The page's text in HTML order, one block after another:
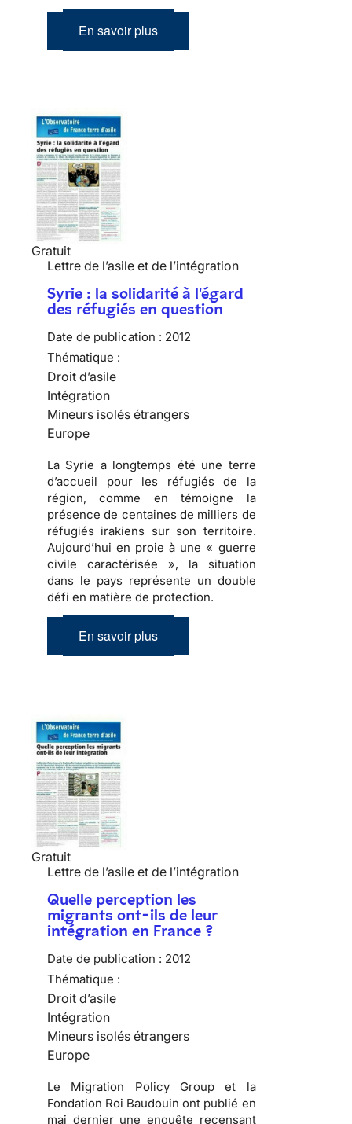
En savoir plus
Gratuit
Lettre de l’asile et de l’intégration
Syrie : la solidarité à l'égard
des réfugiés en question
Date de publication : 2012
Thématique :
Droit d’asile
Intégration
Mineurs isolés étrangers
Europe
La Syrie a longtemps été une terre
d’accueil pour les réfugiés de la
région, comme en témoigne la
présence de centaines de milliers de
réfugiés irakiens sur son territoire.
Aujourd’hui en proie à une « guerre
civile caractérisée », la situation
dans le pays représente un double
défi en matière de protection.
En savoir plus
Gratuit
Lettre de l’asile et de l’intégration
Quelle perception les
migrants ont-ils de leur
intégration en France ?
Date de publication : 2012
Thématique :
Droit d’asile
Intégration
Mineurs isolés étrangers
Europe
Le Migration Policy Group et la
Fondation Roi Baudouin ont publié en
mai dernier une enquête recensant